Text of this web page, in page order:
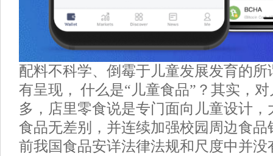
配料不科学、倒霉于儿童发展发育的所
有呈现， 什么是“儿童食品”？其实，
多，店里零食说是专门面向儿童设计
食品无差别，并连续加强校园周边食品
前我国食品安详法律法规和尺度中并没